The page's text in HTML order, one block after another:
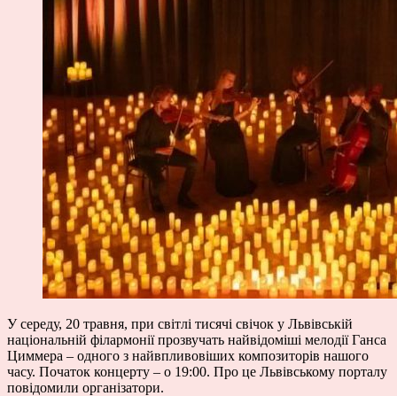
У середу, 20 травня, при світлі тисячі свічок у Львівській
національній філармонії прозвучать найвідоміші мелодії Ганса
Циммера – одного з найвпливовіших композиторів нашого
часу. Початок концерту – о 19:00. Про це Львівському порталу
повідомили організатори.